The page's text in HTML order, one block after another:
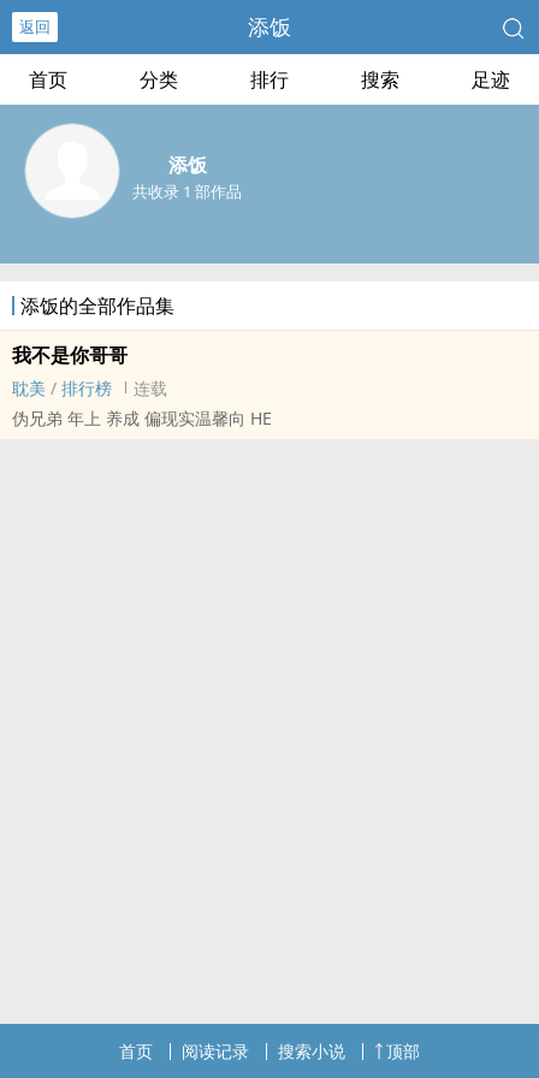
返回 添饭
首页 分类 排行 搜索 足迹
添饭
共收录 1 部作品
添饭的全部作品集
我不是你哥哥
耽美 / 排行榜
连载
伪兄弟 年上 养成 偏现实温馨向 HE
首页 阅读记录 搜索小说 顶部